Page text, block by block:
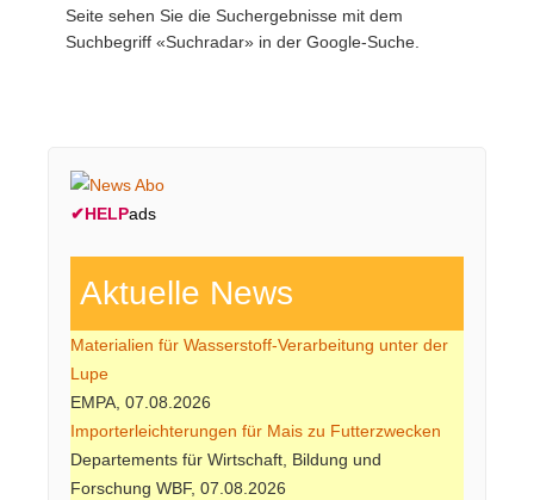
Seite sehen Sie die Suchergebnisse mit dem
Suchbegriff «Suchradar» in der Google-Suche.
✔HELPads
Aktuelle News
Materialien für Wasserstoff-Verarbeitung unter der
Lupe
EMPA, 07.08.2026
Importerleichterungen für Mais zu Futterzwecken
Departements für Wirtschaft, Bildung und
Forschung WBF, 07.08.2026